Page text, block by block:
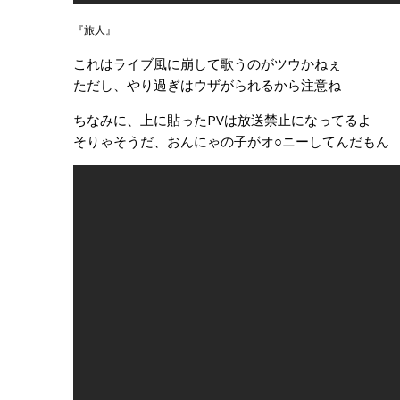
『旅人』
これはライブ風に崩して歌うのがツウかねぇ
ただし、やり過ぎはウザがられるから注意ね
ちなみに、上に貼ったPVは放送禁止になってるよ
そりゃそうだ、おんにゃの子がオ○ニーしてんだも